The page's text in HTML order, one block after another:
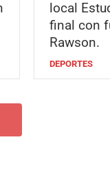
local
final con
Rawson.
DEPORTES